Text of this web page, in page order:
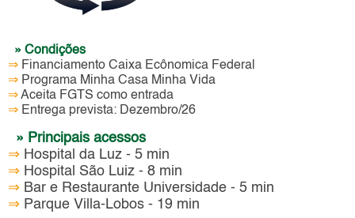
» Condições
⇒ Financiamento Caixa Ecônomica Federal
⇒ Programa Minha Casa Minha Vida
⇒Aceita FGTS como entrada
⇒ Entrega prevista: Dezembro/26
» Principais acessos
⇒ Hospital da Luz - 5 min
⇒ Hospital São Luiz - 8 min
⇒ Bar e Restaurante Universidade - 5 min
⇒ Parque Villa-Lobos - 19 min